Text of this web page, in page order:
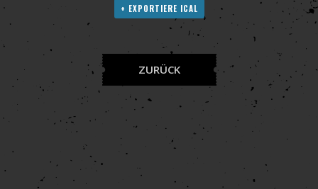
+ EXPORTIERE ICAL
ZURÜCK